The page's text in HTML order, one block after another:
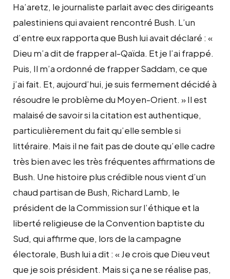
Ha’aretz, le journaliste parlait avec des dirigeants
palestiniens qui avaient rencontré Bush. L’un
d’entre eux rapporta que Bush lui avait déclaré : «
Dieu m’a dit de frapper al-Qaïda. Et je l’ai frappé.
Puis, Il m’a ordonné de frapper Saddam, ce que
j’ai fait. Et, aujourd’hui, je suis fermement décidé à
résoudre le problème du Moyen-Orient. » Il est
malaisé de savoir si la citation est authentique,
particulièrement du fait qu’elle semble si
littéraire. Mais il ne fait pas de doute qu’elle cadre
très bien avec les très fréquentes affirmations de
Bush. Une histoire plus crédible nous vient d’un
chaud partisan de Bush, Richard Lamb, le
président de la Commission sur l’éthique et la
liberté religieuse de la Convention baptiste du
Sud, qui affirme que, lors de la campagne
électorale, Bush lui a dit : « Je crois que Dieu veut
que je sois président. Mais si ça ne se réalise pas,